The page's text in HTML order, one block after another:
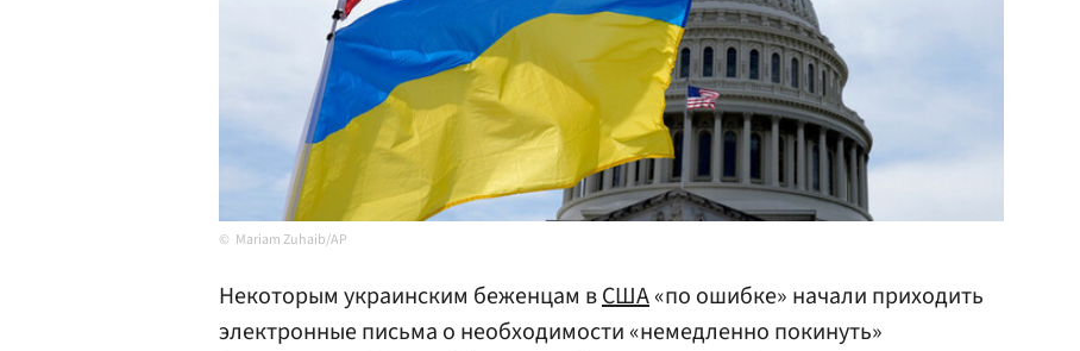
Mariam Zuhaib/AP
Некоторым украинским беженцам вСША«по ошибке» начали приходить
электронные письма о необходимости «немедленно покинуть»